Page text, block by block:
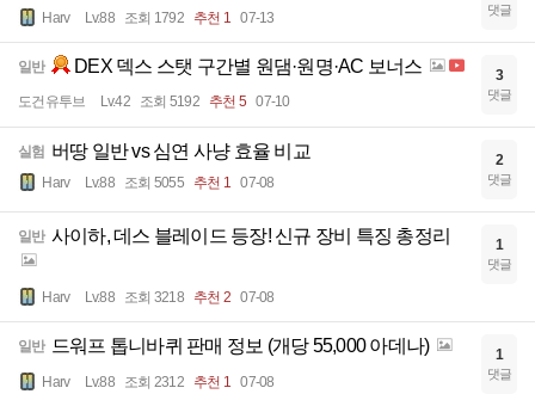
Harv Lv.88 조회 1792 추천 1 07-13 댓글
일반 DEX 덱스 스탯 구간별 원댐·원명·AC 보너스
도건유투브 Lv.42 조회 5192 추천 5 07-10
3
댓글
실험 버땅 일반 vs 심연 사냥 효율 비교
Harv Lv.88 조회 5055 추천 1 07-08
2
댓글
일반 사이하, 데스 블레이드 등장! 신규 장비 특징 총정리
Harv Lv.88 조회 3218 추천 2 07-08
1
댓글
일반 드워프 톱니바퀴 판매 정보 (개당 55,000 아데나)
Harv Lv.88 조회 2312 추천 1 07-08
1
댓글